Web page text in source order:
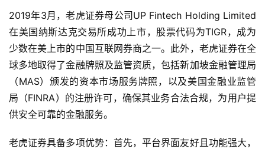
2019年3月，老虎证券母公司UP Fintech Holding Limited
在美国纳斯达克交易所成功上市，股票代码为TIGR，成为
少数在美上市的中国互联网券商之一。此外，老虎证券在全
球多地取得了金融牌照及监管资质，包括新加坡金融管理局
（MAS）颁发的资本市场服务牌照，以及美国金融业监管
局（FINRA）的注册许可，确保其业务合法合规，为用户提
供安全可靠的金融服务。
老虎证券具备多项优势：首先，平台界面友好且功能强大，